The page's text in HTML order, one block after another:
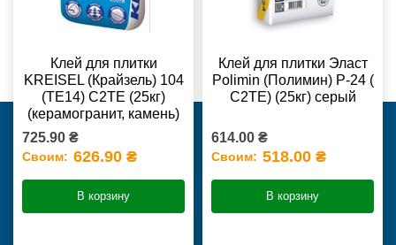
Клей для плитки
KREISEL (Крайзель) 104
(ТЕ14) С2TE (25кг)
(керамогранит, камень)
725.90 ₴
Своим: 626.90 ₴
В корзину
Клей для плитки Эласт
Polimin (Полимин) Р-24 (
С2ТЕ) (25кг) серый
614.00 ₴
Своим: 518.00 ₴
В корзину